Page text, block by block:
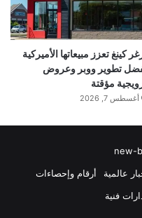
كينغ تعزز مبيعاتها الأميركية
تطوير ووبر وعروض
مؤقتة
أغسطس 7, 2026
new-
عالمية
أرقام وإحصاءات
فنية